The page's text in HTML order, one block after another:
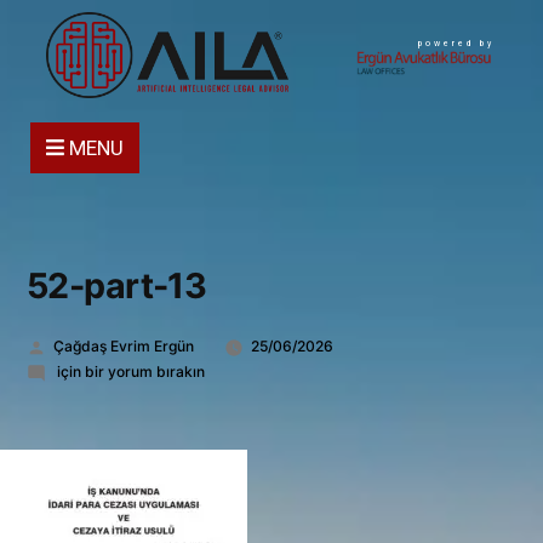
powered by
MENU
52-part-13
Gönderen:
Çağdaş Evrim Ergün
25/06/2026
52-
için bir yorum bırakın